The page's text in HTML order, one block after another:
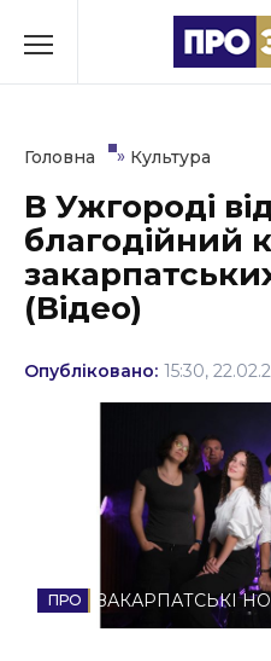
до
Культура
Освіта
Політика
Спорт
Втрачений Ужгород
Головна » Культура
В Ужгороді
благодійний
(Відео)
Опубліковано: 15:30,
ЗАКАРПАТСЬКІ